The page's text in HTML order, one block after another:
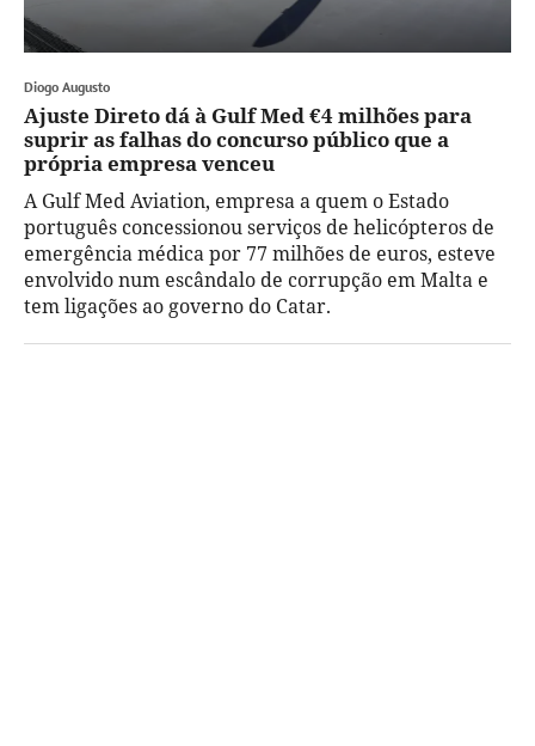
Diogo Augusto
Ajuste Direto dá à Gulf Med €4 milhões para
suprir as falhas do concurso público que a
própria empresa venceu
A Gulf Med Aviation, empresa a quem o Estado
português concessionou serviços de helicópteros de
emergência médica por 77 milhões de euros, esteve
envolvido num escândalo de corrupção em Malta e
tem ligações ao governo do Catar.